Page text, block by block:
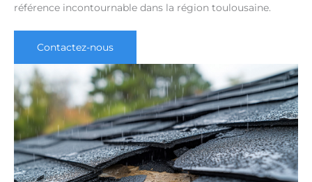
référence incontournable dans la région toulousaine.
Contactez-nous